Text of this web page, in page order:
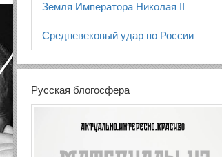
Земля Императора Николая II
Средневековый удар по России
Русская блогосфера